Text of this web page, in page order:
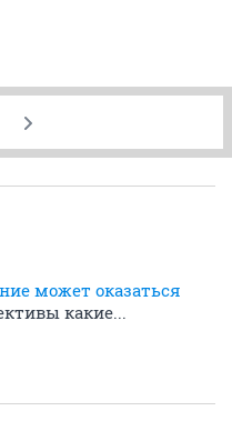
может оказаться
какие...